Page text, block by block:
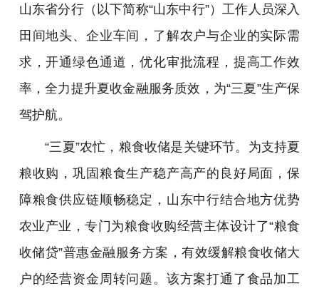
山东省分行（以下简称“山东中行”）工作人员深入
田间地头、企业车间，了解农户与企业的实际需
求，开通绿色通道，优化审批流程，提高工作效
率，全力提升夏收金融服务质效，为“三夏”生产保
驾护航。
“三夏”农忙，粮食收储是关键环节。为支持夏
粮收购，巩固粮食生产稳产高产的良好局面，保
障粮食供应链顺畅稳定，山东中行结合地方优势
农业产业，专门为粮食收购经营主体设计了“粮食
收储贷”普惠金融服务方案，有效缓解粮食收储大
户的经营资金周转问题。该方案打通了食品加工